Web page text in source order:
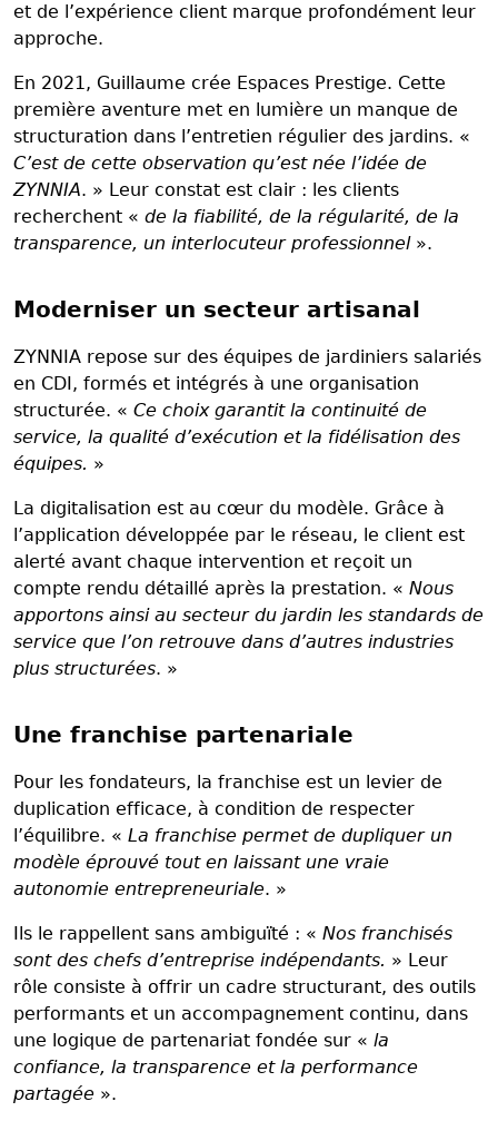
et de l’expérience client marque profondément leur
approche.
En 2021, Guillaume crée Espaces Prestige. Cette
première aventure met en lumière un manque de
structuration dans l’entretien régulier des jardins. «
C’est de cette observation qu’est née l’idée de
ZYNNIA. » Leur constat est clair : les clients
recherchent « de la fiabilité, de la régularité, de la
transparence, un interlocuteur professionnel».
Moderniser un secteur artisanal
ZYNNIA repose sur des équipes de jardiniers salariés
en CDI, formés et intégrés à une organisation
structurée. « Ce choix garantit la continuité de
service, la qualité d’exécution et la fidélisation des
équipes. »
La digitalisation est au cœur du modèle. Grâce à
l’application développée par le réseau, le client est
alerté avant chaque intervention et reçoit un
compte rendu détaillé après la prestation. « Nous
apportons ainsi au secteur du jardin les standards de
service que l’on retrouve dans d’autres industries
plus structurées. »
Une franchise partenariale
Pour les fondateurs, la franchise est un levier de
duplication efficace, à condition de respecter
l’équilibre. « La franchise permet de dupliquer un
modèle éprouvé tout en laissant une vraie
autonomie entrepreneuriale. »
Ils le rappellent sans ambiguïté : « Nos franchisés
sont des chefs d’entreprise indépendants. » Leur
rôle consiste à offrir un cadre structurant, des outils
performants et un accompagnement continu, dans
une logique de partenariat fondée sur « la
confiance, la transparence et la performance
partagée ».